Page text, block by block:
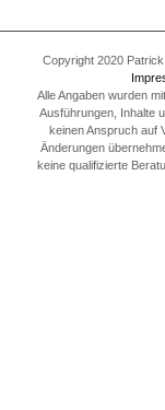
Copyright 2020
Alle Angaben wurden
Ausführungen, Inhalte
keinen Anspruch auf
Änderungen
keine qualifizierte